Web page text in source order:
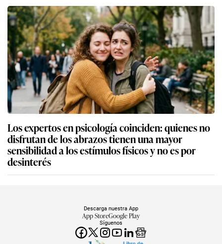
Los expertos en psicología coinciden: quienes no
disfrutan de los abrazos tienen una mayor
sensibilidad a los estímulos físicos y no es por
desinterés
Síguenos
Descarga nuestra App
App StoreGoogle Play